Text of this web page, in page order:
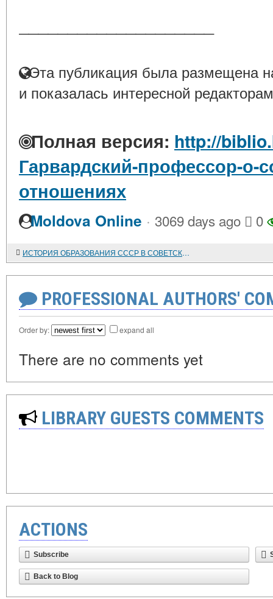
Эта публикация была размещена
и показалась интересной
Полная версия: http://
Гарвардский-профессор-о-
отношениях
Moldova Online · 3069 days ago 0
ИСТОРИЯ ОБРАЗОВАНИЯ СССР В СОВЕТСКОЙ ЛИТЕРАТУРЕ ПОСЛЕДНЕГО ДЕСЯТИЛЕТИЯ
PROFESSIONAL AUTHORS'
Order by: expand all
There are no comments yet
LIBRARY GUESTS COMMENTS
ACTIONS
Subscribe
Back to Blog